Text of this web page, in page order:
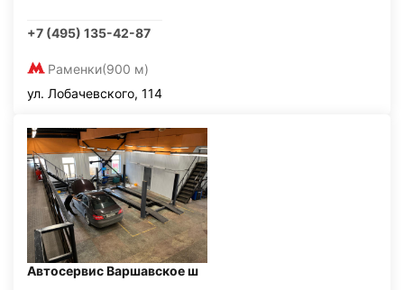
+7 (495) 135-42-87
Раменки(900 м)
ул. Лобачевского, 114
Автосервис Варшавское ш